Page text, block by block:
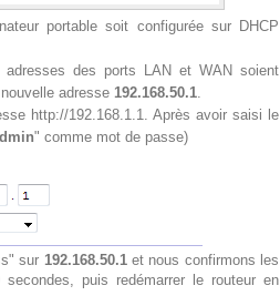
portable soit configurée sur DHCP
des ports LAN et WAN soient
adresse 192.168.50.1.
http://192.168.1.1. Après avoir saisi le
" comme mot de passe)
sur 192.168.50.1et nous confirmons les
puis redémarrer le routeur en